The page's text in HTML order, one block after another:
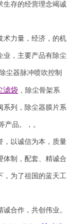
生存的经营理念竭诚
术力量，经济，的机
业，主要产品有除尘
除尘器脉冲喷吹控制
滤袋 ，除尘骨架系
系列，除尘器膜片系
产品。，。
，以诚信为本，质量
体制，配套、精诚合
，为了祖国的蓝天工
合作，共创伟业。